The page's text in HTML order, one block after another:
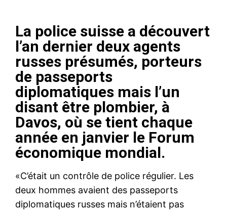
La police suisse a découvert
l’an dernier deux agents
russes présumés, porteurs
de passeports
diplomatiques mais l’un
disant être plombier, à
Davos, où se tient chaque
année en janvier le Forum
économique mondial.
«C’était un contrôle de police régulier. Les
deux hommes avaient des passeports
diplomatiques russes mais n’étaient pas